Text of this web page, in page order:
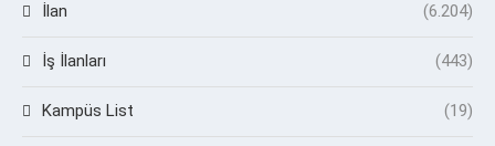
İlan (6.204)
İş İlanları (443)
Kampüs List (19)